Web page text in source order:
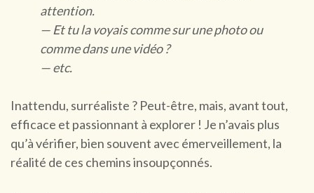
attention.
— Et tu la voyais comme sur une photo ou
comme dans une vidéo ?
— etc.
Inattendu, surréaliste ? Peut-être, mais, avant tout,
efficace et passionnant à explorer ! Je n’avais plus
qu’à vérifier, bien souvent avec émerveillement, la
réalité de ces chemins insoupçonnés.